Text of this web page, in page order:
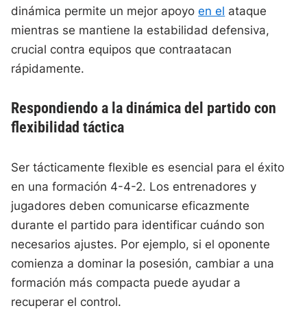
dinámica permite un mejor apoyoen el ataque
mientras se mantiene la estabilidad defensiva,
crucial contra equipos que contraatacan
rápidamente.
Respondiendo a la dinámica del partido con
flexibilidad táctica
Ser tácticamente flexible es esencial para el éxito
en una formación 4-4-2. Los entrenadores y
jugadores deben comunicarse eficazmente
durante el partido para identificar cuándo son
necesarios ajustes. Por ejemplo, si el oponente
comienza a dominar la posesión, cambiar a una
formación más compacta puede ayudar a
recuperar el control.